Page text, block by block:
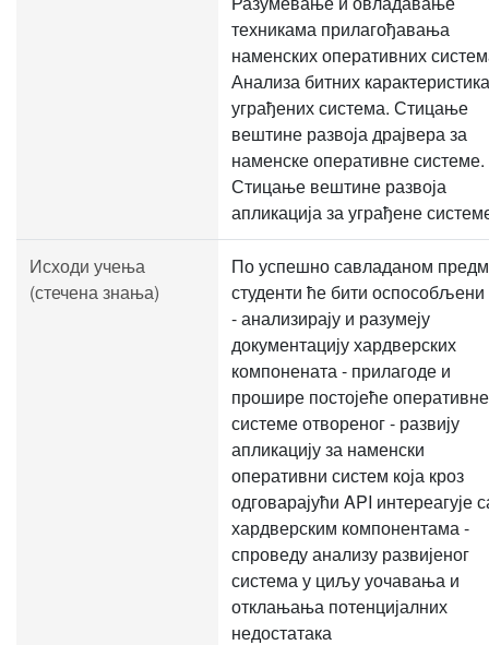
техникама прилагођавања
наменских оперативних
Анализа битних карактеристика
уграђених система. Стицање
вештине развоја драјвера за
наменске оперативне системе.
Стицање вештине развоја
апликација за уграђене
Исходи учења
(стечена знања)
По успешно савладаном
студенти ће бити
- анализирају и разумеју
документацију хардверских
компонената - прилагоде и
прошире постојеће оперативне
системе отвореног - развију
апликацију за наменски
оперативни систем која кроз
одговарајући API интереагује
хардверским компонентама -
спроведу анализу развијеног
система у циљу уочавања и
отклањања потенцијалних
недостатака